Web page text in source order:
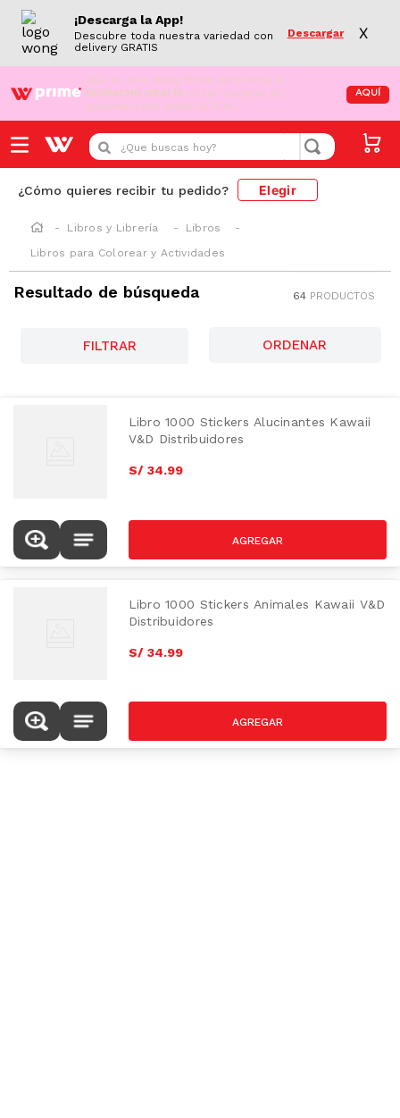
¡Descarga la App!
Descubre toda nuestra variedad con
delivery GRATIS
Descargar X
¡Aún no eres Wong Prime! Aprovecha el
DESPACHO GRATIS en tus compras de
supermercado desde S/79.90
AQUÍ
¿Que buscas hoy?
¿Cómo quieres recibir tu pedido? Elegir
Libros y Librería
Libros
Libros para Colorear y Actividades
Resultado de búsqueda 64 PRODUCTOS
FILTRAR
Libro 1000 Stickers Alucinantes Kawaii
V&D Distribuidores
S/ 34.99
Libro 1000 Stickers Animales Kawaii V&D
Distribuidores
S/ 34.99